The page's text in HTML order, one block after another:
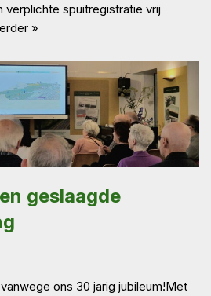
verplichte spuitregistratie vrij
»
geslaagde
ons 30 jarig jubileum!Met